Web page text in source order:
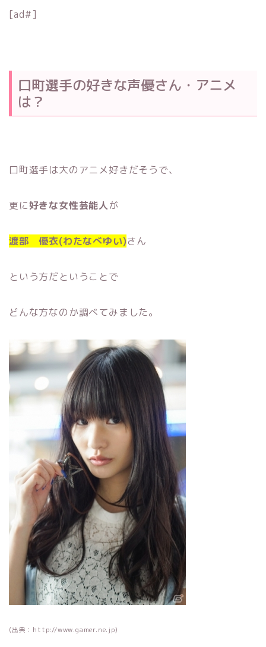
[ad#]
口町選手の好きな声優さん・アニメ
は？
口町選手は大のアニメ好きだそうで、
更に好きな女性芸能人が
渡部 優衣(わたなべゆい)さん
という方だということで
どんな方なのか調べてみました。
(出典：http://www.gamer.ne.jp)